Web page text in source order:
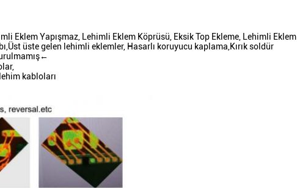
Eklem Yapışmaz, Lehimli Eklem Köprüsü, Eksik Top Ekleme, Lehimli Eklem
üste gelen lehimli eklemler, Hasarlı koruyucu kaplama,Kırık soldür
kabloları